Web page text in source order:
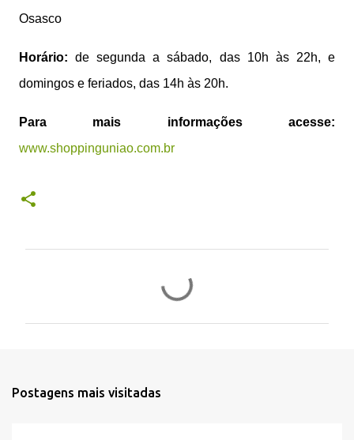
Osasco
Horário:de segunda a sábado, das 10h às 22h, e
domingos e feriados, das 14h às 20h.
Para mais informações acesse:
www.shoppinguniao.com.br
Postagens mais visitadas